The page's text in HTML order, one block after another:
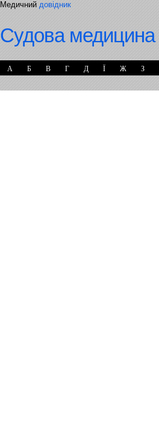
Медичний довідник
Судова медицина
А Б В Г Д Ї Ж З